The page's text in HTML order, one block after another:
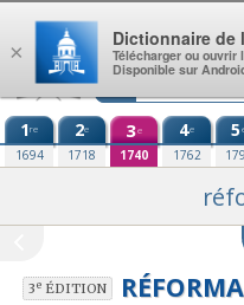
Aller au contenu
1re
1694
2e
1718
3e
1740
4e
1762
5
3eÉDITION
×
Dictionnaire de
Télécharger ou ouvrir
Disponible sur